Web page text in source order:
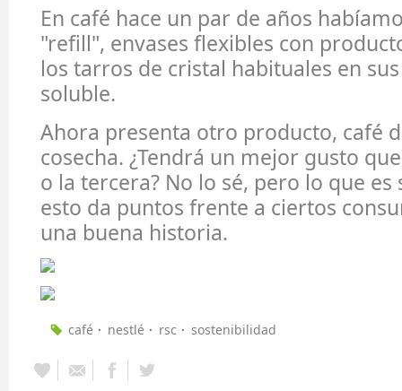
En café hace un par de años
"refill", envases flexibles con
los tarros de cristal habituales en
soluble.
Ahora presenta otro producto, café
cosecha. ¿Tendrá un mejor gusto
o la tercera? No lo sé, pero lo que es
esto da puntos frente a ciertos
una buena historia.
café nestlé rsc sostenibilidad